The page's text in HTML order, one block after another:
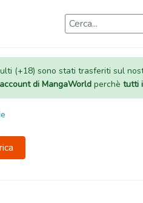
(+18) sono stati trasferiti sul
di MangaWorldperchè tutti